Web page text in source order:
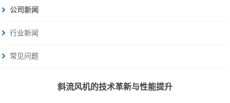
公司新闻
行业新闻
常见问题
斜流风机的技术革新与性能提升